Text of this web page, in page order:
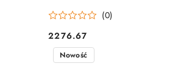
(0)
Cena:
2276.67
Nowość